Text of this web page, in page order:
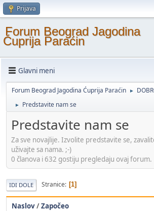
Prijava
Forum Beograd Jagodina
Ćuprija Paraćin
Glavni meni
Forum Beograd Jagodina Ćuprija Paraćin ►
► Predstavite nam se
Predstavite nam se
Za sve novajlije. Izvolite predstavite se,
uživajte sa nama. ;-)
0 članova i 632 gostiju pregledaju ovaj forum.
IDI DOLE Stranice 1
Naslov/Započeo